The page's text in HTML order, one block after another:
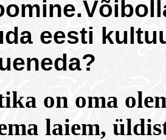
eesti
on oma
laiem,